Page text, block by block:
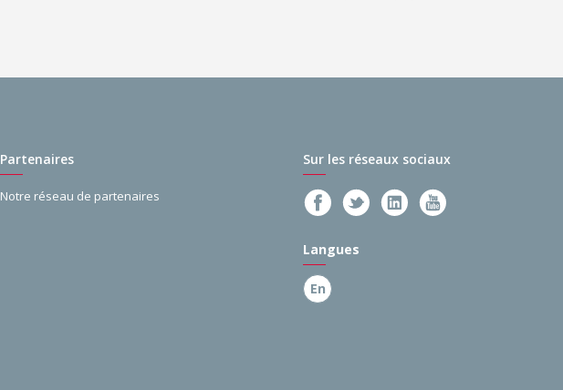
Partenaires
Notre réseau de partenaires
Sur les réseaux sociaux
Langues
En